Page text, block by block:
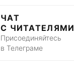
ЧАТ
С ЧИТАТЕЛЯМИ
Присоединяйтесь
в Телеграме